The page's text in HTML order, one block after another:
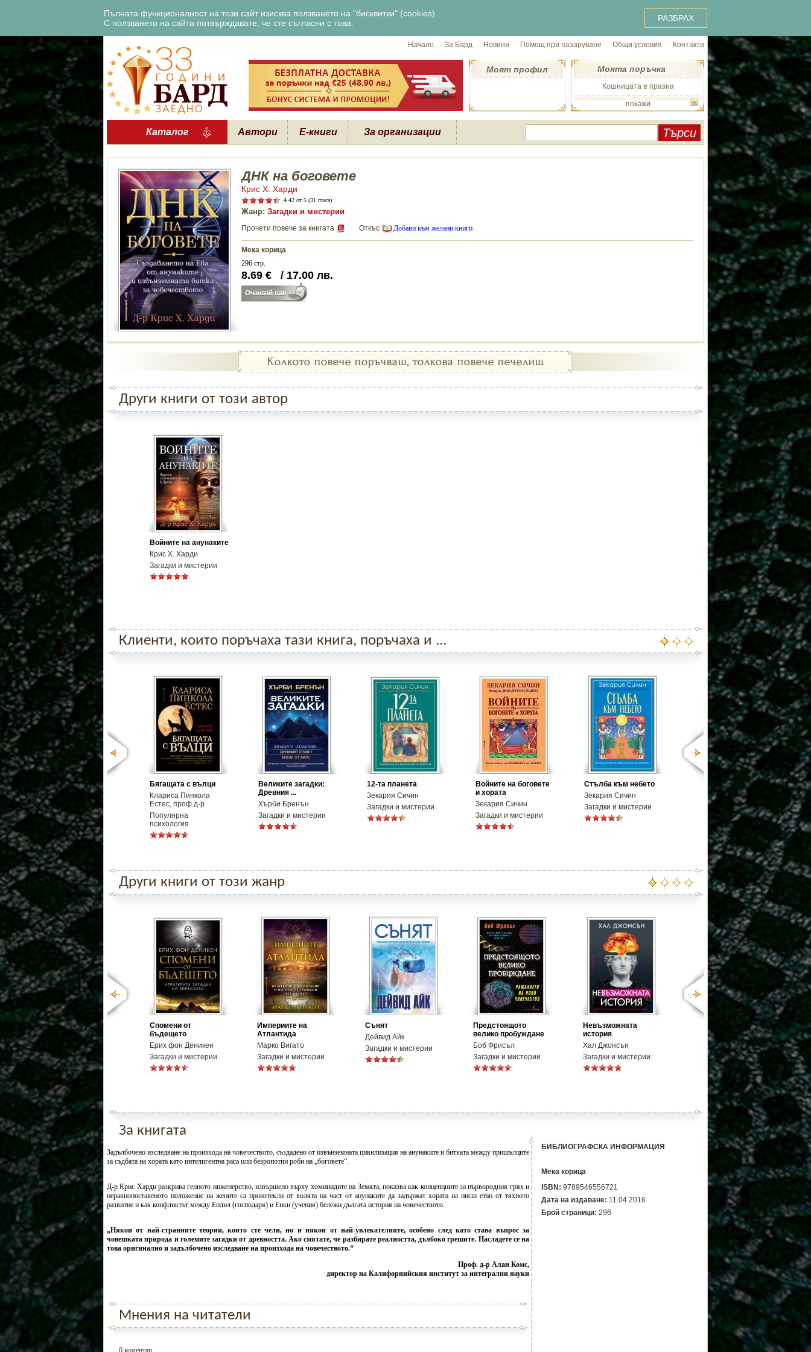
Пълната функционалност на този сайт изисква ползването на "бисквитки" (cookies).
С ползването на сайта потвърждавате, че сте съгласни с това.
РАЗБРАХ
Начало За Бард Новини Помощ при пазаруване Общи условия Контакти
Моят профил
Кошницата е празна
Моята поръчка
покажи
Каталог Автори Е-книги За организации
ДНК на боговете
Крис Х. Харди
4.42 от 5 (31 гласа)
Жанр: Загадки и мистерии
Прочети повече за книгата Откъс Добави към желани книги
Мека корица
296 стр.
8.69 € / 17.00 лв.
Други книги от този автор
Войните на анунаките
Крис Х. Харди
Загадки и мистерии
Клиенти, които поръчаха тази книга, поръчаха и ...
Бягащата с вълци
Клариса Пинкола
Естес, проф.д-р
Популярна
психология
Великите загадки:
Древния ...
Хърби Бренън
Загадки и мистерии
12-та планета
Зекария Сичин
Загадки и мистерии
Войните на боговете
и хората
Зекария Сичин
Загадки и мистерии
Стълба към небето
Зекария Сичин
Загадки и мистерии
Други книги от този жанр
Спомени от
бъдещето
Ерих фон Деникен
Загадки и мистерии
Империите на
Атлантида
Марко Вигато
Загадки и мистерии
Сънят
Дейвид Айк
Загадки и мистерии
Предстоящото
велико пробуждане
Боб Фрисъл
Загадки и мистерии
Невъзможната
история
Хал Джонсън
Загадки и мистерии
За книгата
Задълбочено изследване на произхода на човечеството, създадено от извънземната цивилизация на анунаките и битката между пришълците
за съдбата на хората като интелигентна раса или безропотни роби на „боговете“.
Д-р Крис Харди разкрива генното инженерство, извършено върху хоминидите на Земята, показва как концепциите за първородния грях и
неравнопоставеното положение на жените са произтекли от волята на част от анунаките да задържат хората на нисш етап от тяхното
развитие и как конфликтът между Енлил (господаря) и Енки (учения) бележи дългата история на човечеството.
„Някои от най-странните теории, които сте чели, но и някои от най-увлекателните, особено след като става въпрос за
човешката природа и големите загадки от древността. Ако смятате, че разбирате реалността, дълбоко грешите. Насладете се на
това оригинално и задълбочено изследване на произхода на човечеството.“
Проф. д-р Алан Комс,
директор на Калифорнийския институт за интегрални науки
Мнения на читатели
0 коментар
БИБЛИОГРАФСКА ИНФОРМАЦИЯ
Мека корица
ISBN: 9789546556721
Дата на издаване: 11.04.2016
Брой страници: 296